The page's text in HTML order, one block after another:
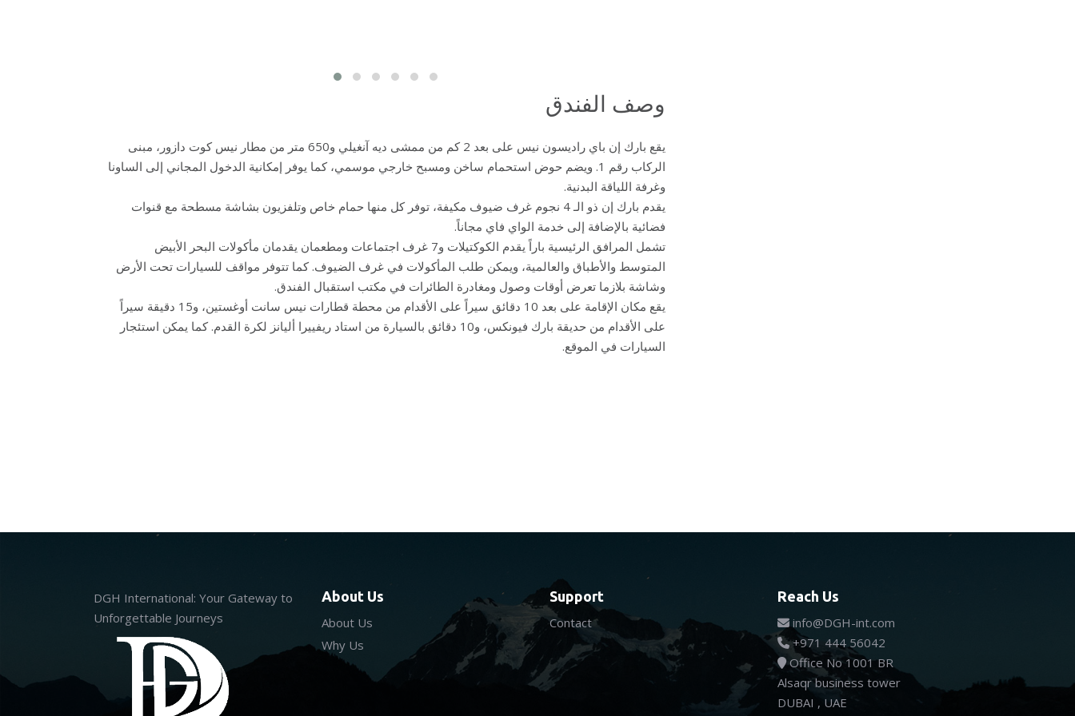
وصف الفندق
يقع بارك إن باي راديسون نيس على بعد 2 كم من ممشى ديه آنغيلي و650 متر من مطار نيس كوت دازور، مبنى
الركاب رقم 1. ويضم حوض استحمام ساخن ومسبح خارجي موسمي، كما يوفر إمكانية الدخول المجاني إلى الساونا
وغرفة اللياقة البدنية.
يقدم بارك إن ذو الـ 4 نجوم غرف ضيوف مكيفة، توفر كل منها حمام خاص وتلفزيون بشاشة مسطحة مع قنوات
فضائية بالإضافة إلى خدمة الواي فاي مجاناً.
تشمل المرافق الرئيسية باراً يقدم الكوكتيلات و7 غرف اجتماعات ومطعمان يقدمان مأكولات البحر الأبيض
المتوسط والأطباق والعالمية، ويمكن طلب المأكولات في غرف الضيوف. كما تتوفر مواقف للسيارات تحت الأرض
وشاشة بلازما تعرض أوقات وصول ومغادرة الطائرات في مكتب استقبال الفندق.
يقع مكان الإقامة على بعد 10 دقائق سيراً على الأقدام من محطة قطارات نيس سانت أوغستين، و15 دقيقة سيراً
على الأقدام من حديقة بارك فيونكس، و10 دقائق بالسيارة من استاد ريفييرا أليانز لكرة القدم. كما يمكن استئجار
السيارات في الموقع.
DGH International: Your Gateway to
Unforgettable Journeys
About Us
About Us
Why Us
Support
Contact
Reach Us
info@DGH-int.com
+971 444 56042
Office No 1001 BR
Alsaqr business tower
DUBAI , UAE